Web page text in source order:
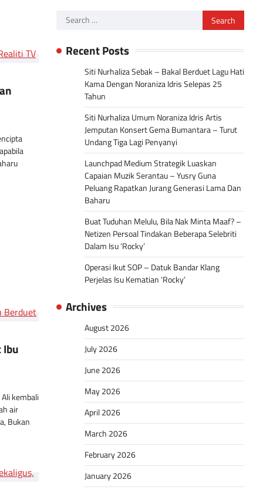
kembali
air
Bukan
Search
Recent Posts
Siti Nurhaliza Sebak – Bakal Berduet Lagu Hati
Kama Dengan Noraniza Idris Selepas 25
Tahun
Siti Nurhaliza Umum Noraniza Idris Artis
Jemputan Konsert Gema Bumantara – Turut
Undang Tiga Lagi Penyanyi
Launchpad Medium Strategik Luaskan
Capaian Muzik Serantau – Yusry Guna
Peluang Rapatkan Jurang Generasi Lama Dan
Baharu
Buat Tuduhan Melulu, Bila Nak Minta Maaf? –
Netizen Persoal Tindakan Beberapa Selebriti
Dalam Isu ‘Rocky’
Operasi Ikut SOP – Datuk Bandar Klang
Perjelas Isu Kematian ‘Rocky’
Archives
August 2026
July 2026
June 2026
May 2026
April 2026
March 2026
February 2026
January 2026